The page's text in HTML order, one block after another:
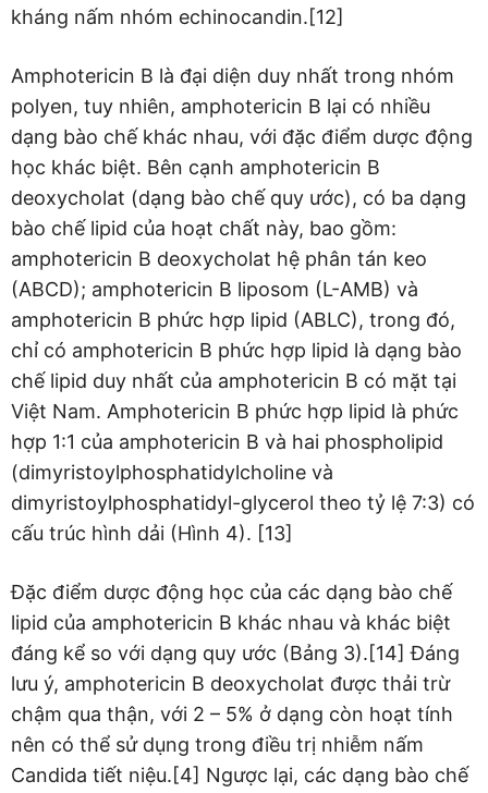
kháng nấm nhóm echinocandin.[12]
Amphotericin B là đại diện duy nhất trong nhóm
polyen, tuy nhiên, amphotericin B lại có nhiều
dạng bào chế khác nhau, với đặc điểm dược động
học khác biệt. Bên cạnh amphotericin B
deoxycholat (dạng bào chế quy ước), có ba dạng
bào chế lipid của hoạt chất này, bao gồm:
amphotericin B deoxycholat hệ phân tán keo
(ABCD); amphotericin B liposom (L-AMB) và
amphotericin B phức hợp lipid (ABLC), trong đó,
chỉ có amphotericin B phức hợp lipid là dạng bào
chế lipid duy nhất của amphotericin B có mặt tại
Việt Nam. Amphotericin B phức hợp lipid là phức
hợp 1:1 của amphotericin B và hai phospholipid
(dimyristoylphosphatidylcholine và
dimyristoylphosphatidyl-glycerol theo tỷ lệ 7:3) có
cấu trúc hình dải (Hình 4). [13]
Đặc điểm dược động học của các dạng bào chế
lipid của amphotericin B khác nhau và khác biệt
đáng kể so với dạng quy ước (Bảng 3).[14] Đáng
lưu ý, amphotericin B deoxycholat được thải trừ
chậm qua thận, với 2 – 5% ở dạng còn hoạt tính
nên có thể sử dụng trong điều trị nhiễm nấm
Candida tiết niệu.[4] Ngược lại, các dạng bào chế